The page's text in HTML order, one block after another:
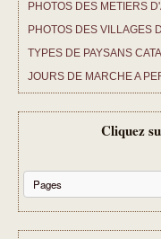
VIDEOS
ALBUM PHOTOS
CHANSONS D ANTAN
TARIFS ET PRESTATIONS
CONTACT
PHOTOS DES METIERS
PHOTOS DES VILLAGES
TYPES DE PAYSANS
JOURS DE MARCHE A
Cliquez